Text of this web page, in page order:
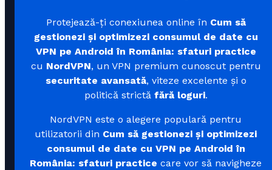
Protejează-ți conexiunea online în Cum să
gestionezi și optimizezi consumul de date cu
VPN pe Android în România: sfaturi practice
cu NordVPN, un VPN premium cunoscut pentru
securitate avansată, viteze excelente și o
politică strictă fără loguri.
NordVPN este o alegere populară pentru
utilizatorii din Cum să gestionezi și optimizezi
consumul de date cu VPN pe Android în
România: sfaturi practice care vor să navigheze